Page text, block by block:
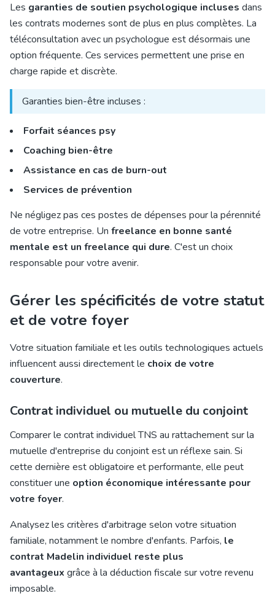
Les garanties de soutien psychologique incluses dans
les contrats modernes sont de plus en plus complètes. La
téléconsultation avec un psychologue est désormais une
option fréquente. Ces services permettent une prise en
charge rapide et discrète.
Garanties bien-être incluses :
Forfait séances psy
Coaching bien-être
Assistance en cas de burn-out
Services de prévention
Ne négligez pas ces postes de dépenses pour la pérennité
de votre entreprise. Un freelance en bonne santé
mentale est un freelance qui dure. C'est un choix
responsable pour votre avenir.
Gérer les spécificités de votre statut
et de votre foyer
Votre situation familiale et les outils technologiques actuels
influencent aussi directement le choix de votre
couverture.
Contrat individuel ou mutuelle du conjoint
Comparer le contrat individuel TNS au rattachement sur la
mutuelle d'entreprise du conjoint est un réflexe sain. Si
cette dernière est obligatoire et performante, elle peut
constituer une option économique intéressante pour
votre foyer.
Analysez les critères d'arbitrage selon votre situation
familiale, notamment le nombre d'enfants. Parfois, le
contrat Madelin individuel reste plus
avantageux grâce à la déduction fiscale sur votre revenu
imposable.